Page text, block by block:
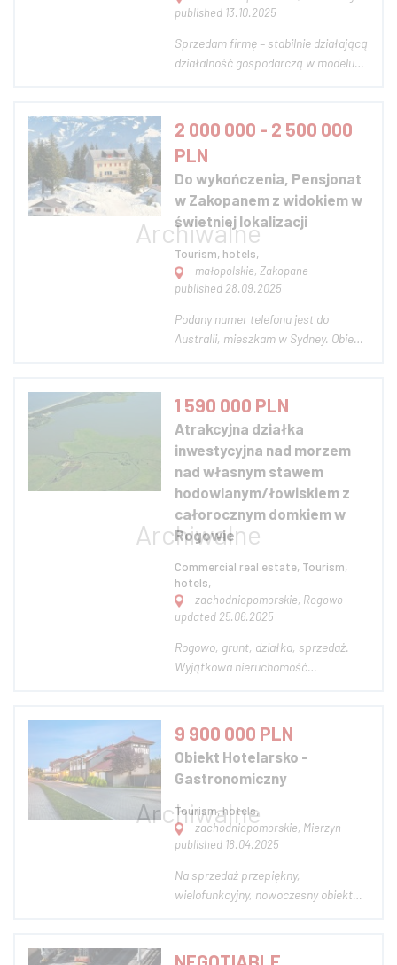
published 13.10.2025
Sprzedam firmę – stabilnie działającą
działalność gospodarczą w modelu
Kołobrzeg i okolice. Co wchodzi w
cenę: • Umowy z właścicielami
apartamentów (czas nieokreślony z 3
msc wypowiedzenia, m...
2 000 000 - 2 500 000
PLN
Do wykończenia, Pensjonat
w Zakopanem z widokiem w
świetniej lokalizacji
Tourism, hotels,
małopolskie, Zakopane
published 28.09.2025
Podany numer telefonu jest do
Australii, mieszkam w Sydney. Obiekt
lokalizacji, blisko do Tatrzańskiego
Parku Narodowego , do sklepu, na
Krupówki itd. Obiekt znajduje sie na...
1 590 000 PLN
Atrakcyjna działka
inwestycyjna nad morzem
nad własnym stawem
hodowlanym/łowiskiem z
całorocznym domkiem w
Rogowie
Commercial real estate, Tourism,
hotels,
zachodniopomorskie, Rogowo
updated 25.06.2025
Rogowo, grunt, działka, sprzedaż.
Wyjątkowa nieruchomość
4000m2 oraz lustro wody o pow. ok.
8000m2. Pow. całkowita stawu to
ok, 3,2 ha. LOKALIZACJA:
Nieruchomość poł...
9 900 000 PLN
Obiekt Hotelarsko -
Gastronomiczny
Tourism, hotels,
zachodniopomorskie, Mierzyn
published 18.04.2025
Na sprzedaż przepiękny,
wielofunkcyjny, nowoczesny obiekt
(Szczecin, woj., zachodniopomorskie)